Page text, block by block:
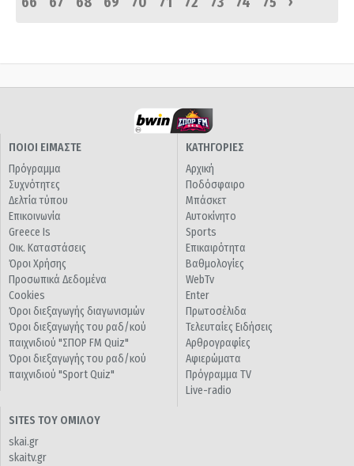
ΠΟΙΟΙ ΕΙΜΑΣΤΕ
Πρόγραμμα
Συχνότητες
Δελτία τύπου
Επικοινωνία
Greece Is
Οικ. Καταστάσεις
Όροι Χρήσης
Προσωπικά Δεδομένα
Cookies
Όροι διεξαγωγής διαγωνισμών
Όροι διεξαγωγής του ραδ/κού
παιχνιδιού "ΣΠΟΡ FM Quiz"
Όροι διεξαγωγής του ραδ/κού
παιχνιδιού "Sport Quiz"
ΚΑΤΗΓΟΡΙΕΣ
Αρχική
Ποδόσφαιρο
Μπάσκετ
Αυτοκίνητο
Sports
Επικαιρότητα
Βαθμολογίες
WebTv
Enter
Πρωτοσέλιδα
Τελευταίες Ειδήσεις
Αρθρογραφίες
Αφιερώματα
Πρόγραμμα TV
Live-radio
SITES ΤΟΥ ΟΜΙΛΟΥ
skai.gr
skaitv.gr